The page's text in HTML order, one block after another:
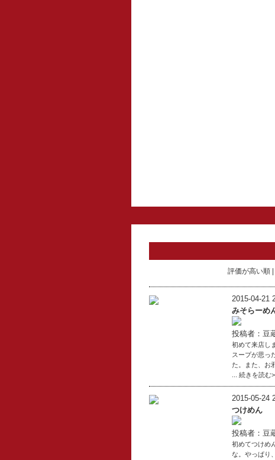
評価が高い順
2015-04-21
みそらーめ
投稿者：豆
初めて来店し
スープが思っ
た。また、お
... 続きを読む
2015-05-24
つけめん
投稿者：豆
初めてつけめ
な。やっぱり